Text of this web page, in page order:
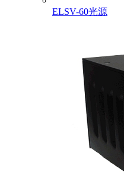
ELSV-60光源